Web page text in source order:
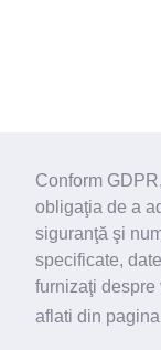
Conform
obligaţia de a
siguranţă şi
specificate,
furnizaţi despre
aflati din pagina